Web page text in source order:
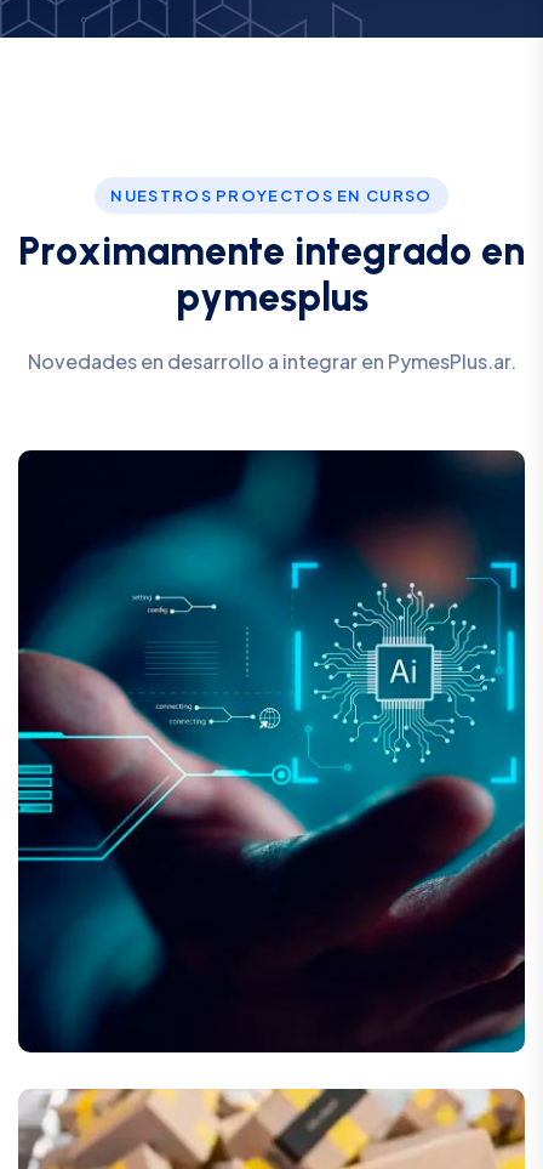
NUESTROS PROYECTOS EN CURSO
Proximamente integrado en
pymesp us
Novedades en desarrollo a integrar en PymesPlus.ar.